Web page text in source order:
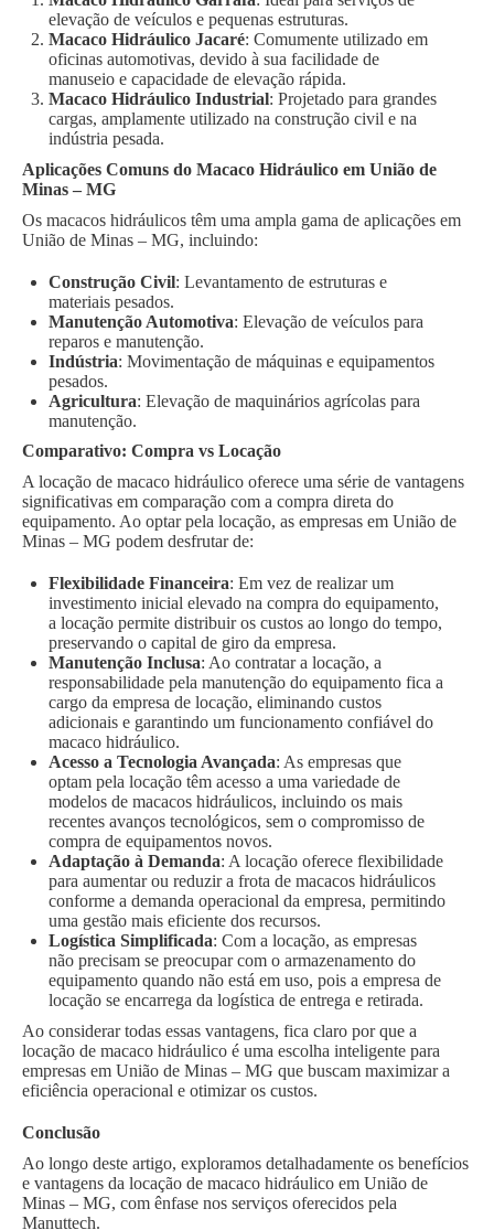
elevação de veículos e pequenas estruturas.
Macaco Hidráulico Jacaré: Comumente utilizado em
oficinas automotivas, devido à sua facilidade de
manuseio e capacidade de elevação rápida.
Macaco Hidráulico Industrial: Projetado para grandes
cargas, amplamente utilizado na construção civil e na
indústria pesada.
Aplicações Comuns do Macaco Hidráulico em União de
Minas – MG
Os macacos hidráulicos têm uma ampla gama de aplicações em
União de Minas – MG, incluindo:
Construção Civil: Levantamento de estruturas e
materiais pesados.
Manutenção Automotiva: Elevação de veículos para
reparos e manutenção.
Indústria: Movimentação de máquinas e equipamentos
pesados.
Agricultura: Elevação de maquinários agrícolas para
manutenção.
Comparativo: Compra vs Locação
A locação de macaco hidráulico oferece uma série de vantagens
significativas em comparação com a compra direta do
equipamento. Ao optar pela locação, as empresas em União de
Minas – MG podem desfrutar de:
Flexibilidade Financeira: Em vez de realizar um
investimento inicial elevado na compra do equipamento,
a locação permite distribuir os custos ao longo do tempo,
preservando o capital de giro da empresa.
Manutenção Inclusa: Ao contratar a locação, a
responsabilidade pela manutenção do equipamento fica a
cargo da empresa de locação, eliminando custos
adicionais e garantindo um funcionamento confiável do
macaco hidráulico.
Acesso a Tecnologia Avançada: As empresas que
optam pela locação têm acesso a uma variedade de
modelos de macacos hidráulicos, incluindo os mais
recentes avanços tecnológicos, sem o compromisso de
compra de equipamentos novos.
Adaptação à Demanda: A locação oferece flexibilidade
para aumentar ou reduzir a frota de macacos hidráulicos
conforme a demanda operacional da empresa, permitindo
uma gestão mais eficiente dos recursos.
Logística Simplificada: Com a locação, as empresas
não precisam se preocupar com o armazenamento do
equipamento quando não está em uso, pois a empresa de
locação se encarrega da logística de entrega e retirada.
Ao considerar todas essas vantagens, fica claro por que a
locação de macaco hidráulico é uma escolha inteligente para
empresas em União de Minas – MG que buscam maximizar a
eficiência operacional e otimizar os custos.
Conclusão
Ao longo deste artigo, exploramos detalhadamente os benefícios
e vantagens da locação de macaco hidráulico em União de
Minas – MG, com ênfase nos serviços oferecidos pela
Manuttech.